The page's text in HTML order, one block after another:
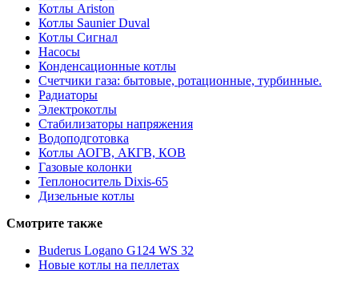
Котлы Ariston
Котлы Saunier Duval
Котлы Сигнал
Насосы
Конденсационные котлы
Счетчики газа: бытовые, ротационные, турбинные.
Радиаторы
Электрокотлы
Стабилизаторы напряжения
Водоподготовка
Котлы АОГВ, АКГВ, КОВ
Газовые колонки
Теплоноситель Dixis-65
Дизельные котлы
Смотрите также
Buderus Logano G124 WS 32
Новые котлы на пеллетах